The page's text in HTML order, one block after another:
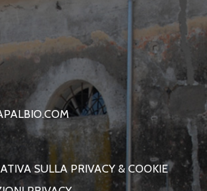
SULLA PRIVACY & COOKIE